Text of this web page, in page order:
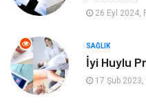
Ev işleri
Cam
Sigorta
26 Eyl 2024,
SAĞLIK
İyi Huylu
17 Şub 2023,